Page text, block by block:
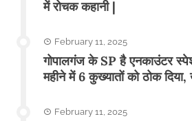
में रोचक कहानी |
February 11, 2025
गोपालगंज के SP है एनकाउंटर
महीने में 6 कुख्यातों को ठोक
February 11, 2025